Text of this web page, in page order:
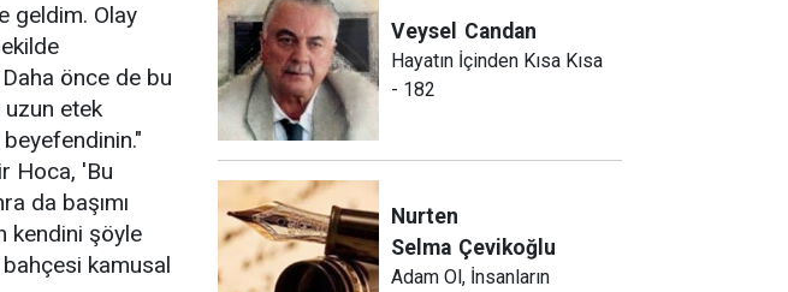
geldim. Olay
önce de bu
uzun etek
Hoca, 'Bu
da başımı
kendini şöyle
bahçesi kamusal
Veysel Candan
Hayatın İçinden Kısa Kısa
- 182
Nurten
Selma Çevikoğlu
Adam Ol, İnsanların